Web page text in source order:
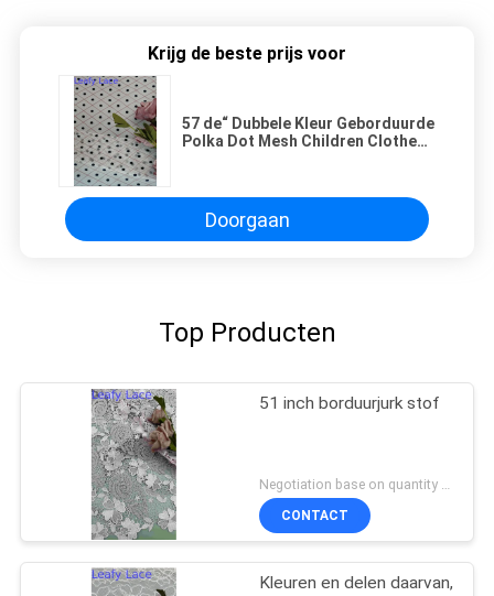
Krijg de beste prijs voor
57 de“ Dubbele Kleur Geborduurde
Polka Dot Mesh Children Clothes
Doorgaan
Top Producten
51 inch borduurjurk stof
CONTACT
Kleuren en delen daarvan,